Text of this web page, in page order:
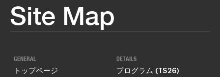
Site Map
GENERAL
トップページ
DETAILS
プログラム (TS26)